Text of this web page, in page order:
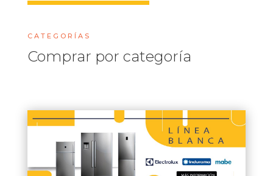
CATEGORÍAS
Comprar por categoría